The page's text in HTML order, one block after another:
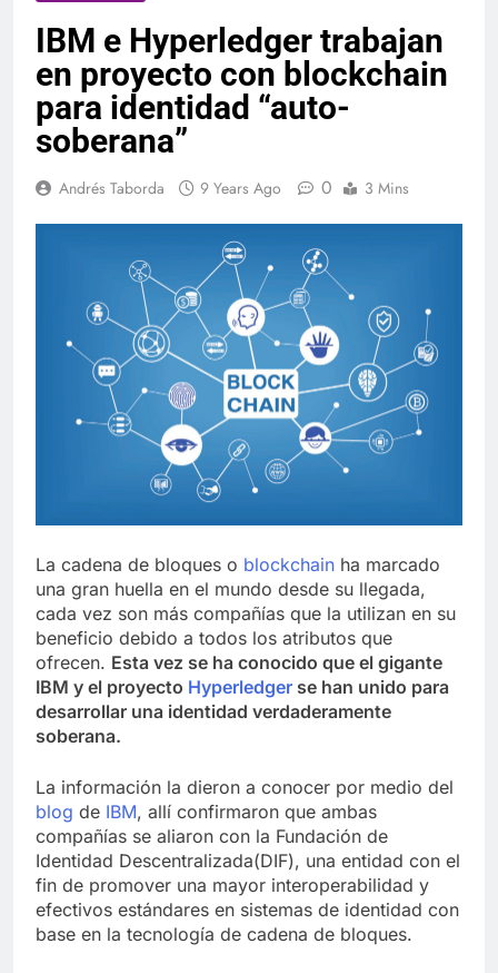
IBM e Hyperledger trabajan
en proyecto con blockchain
para identidad “auto-
soberana”
Andrés Taborda 9 Years Ago 0 3 Mins
La cadena de bloques o blockchain ha marcado
una gran huella en el mundo desde su llegada,
cada vez son más compañías que la utilizan en su
beneficio debido a todos los atributos que
ofrecen. Esta vez se ha conocido que el gigante
IBM y el proyecto Hyperledger se han unido para
desarrollar una identidad verdaderamente
soberana.
La información la dieron a conocer por medio del
blog de IBM, allí confirmaron que ambas
compañías se aliaron con la Fundación de
Identidad Descentralizada(DIF), una entidad con el
fin de promover una mayor interoperabilidad y
efectivos estándares en sistemas de identidad con
base en la tecnología de cadena de bloques.